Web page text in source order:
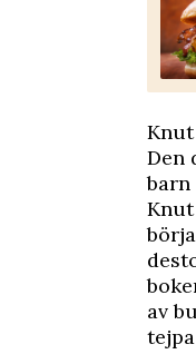
Den
barn
av